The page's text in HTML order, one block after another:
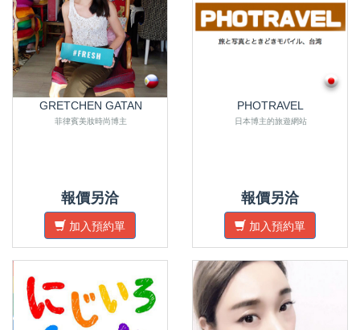
GRETCHEN GATAN
菲律賓美妝時尚博主
報價另洽
加入預約單
PHOTRAVEL
日本博主的旅遊網站
報價另洽
加入預約單